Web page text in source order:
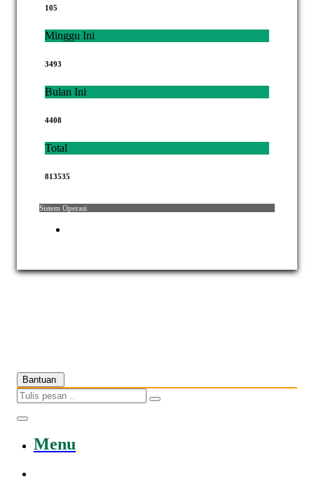
105
Minggu Ini
3493
Bulan Ini
4408
Total
813535
Sistem Operasi
Bantuan
Menu